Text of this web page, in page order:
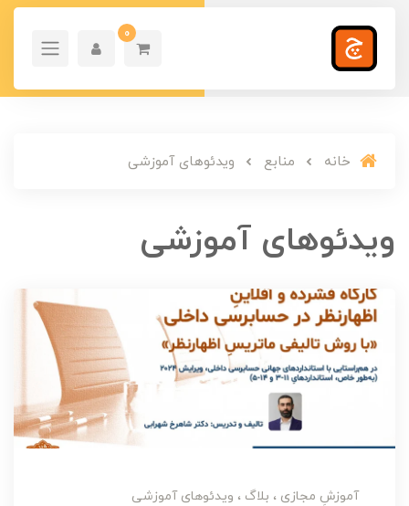
0
خانه منابع ویدئوهای آموزشی
ویدئوهای آموزشی
آموزشِ مجازی بلاگ ویدئوهای آموزشی